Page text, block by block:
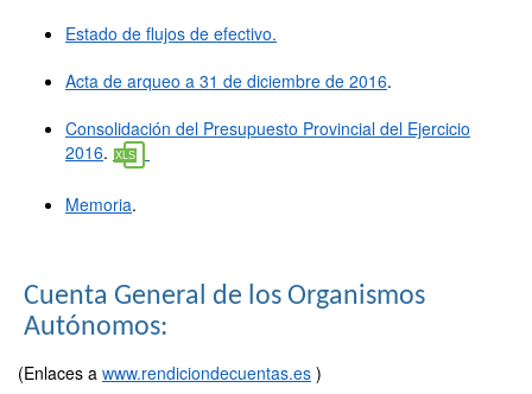
Estado de flujos de efectivo.
Acta de arqueo a 31 de diciembre de 2016.
Consolidación del Presupuesto Provincial del Ejercicio
2016.
Memoria.
Cuenta General de los Organismos
Autónomos:
(Enlaces a www.rendiciondecuentas.es )